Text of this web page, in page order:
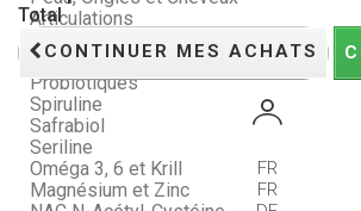
Total
CONTINUER MES ACHATS
FR
FR
Articulations
Compléments - Longline
Nos Packs : économisez !
Probiotiques
Spiruline
Safrabiol
Seriline
Oméga 3, 6 et Krill
Magnésium et Zinc